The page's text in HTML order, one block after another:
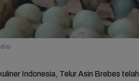
Indonesia, Telur Asin Brebes telah